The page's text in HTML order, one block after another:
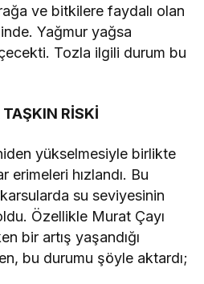
ve bitkilere faydalı olan
Yağmur yağsa
Tozla ilgili durum bu
TAŞKIN RİSKİ
yükselmesiyle birlikte
erimeleri hızlandı. Bu
su seviyesinin
Özellikle Murat Çayı
bir artış yaşandığı
bu durumu şöyle aktardı;